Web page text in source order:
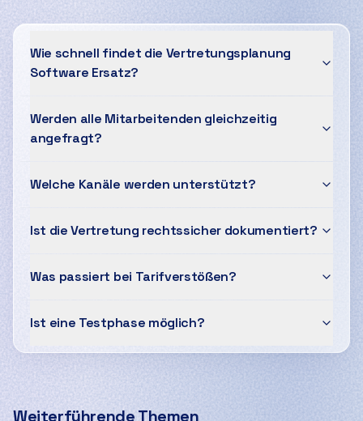
Wie schnell findet die Vertretungsplanung
Software Ersatz?
Werden alle Mitarbeitenden gleichzeitig
angefragt?
Welche Kanäle werden unterstützt?
Ist die Vertretung rechtssicher dokumentiert?
Was passiert bei Tarifverstößen?
Ist eine Testphase möglich?
Weiterführende Themen